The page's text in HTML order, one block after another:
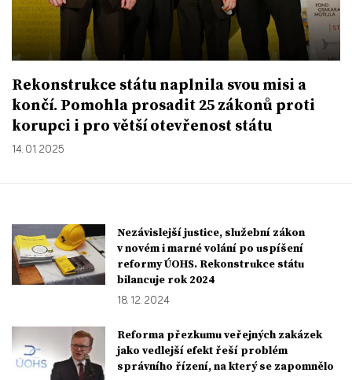
Rekonstrukce státu naplnila svou misi a
končí. Pomohla prosadit 25 zákonů proti
korupci i pro větší otevřenost státu
14. 01. 2025
Nezávislejší justice, služební zákon
v novém i marné volání po uspíšení
reformy ÚOHS. Rekonstrukce státu
bilancuje rok 2024
18. 12. 2024
Reforma přezkumu veřejných zakázek
jako vedlejší efekt řeší problém
správního řízení, na který se zapomnělo